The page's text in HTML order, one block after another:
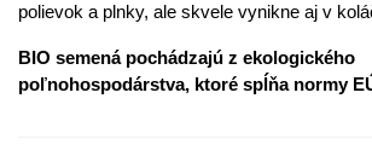
polievok a plnky, ale skvele vynikne aj v
BIO semená pochádzajú z ekologického
poľnohospodárstva, ktoré spĺňa normy